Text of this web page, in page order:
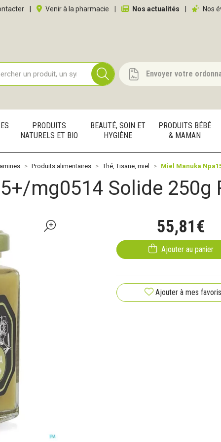
service Venir à la pharmacie Nos actualités Nos
Envoyer votre
PRODUITS
NATURELS ET BIO
BEAUTÉ, SOIN ET
HYGIÈNE
PRODUITS BÉBÉ
& MAMAN
Produits alimentaires Thé, Tisane, miel Miel Manuka
mg0514 Solide 250g
55,81€
Ajouter au panier
Ajouter à mes favoris